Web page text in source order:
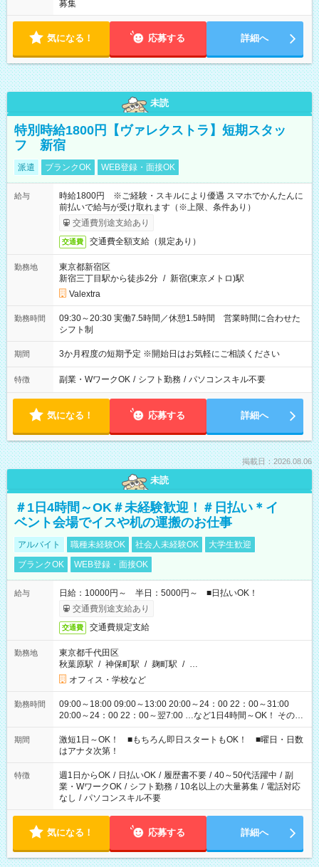
募集
気になる！ 応募する 詳細へ
未読
特別時給1800円【ヴァレクストラ】短期スタッ
フ 新宿
派遣 ブランクOK WEB登録・面接OK
給与
時給1800円 ※ご経験・スキルにより優遇 スマホでかんたんに
前払いで給与が受け取れます（※上限、条件あり）
交通費別途支給あり
交通費 交通費全額支給（規定あり）
勤務地
東京都新宿区
新宿三丁目駅から徒歩2分 / 新宿(東京メトロ)駅
Valextra
勤務時間
09:30～20:30 実働7.5時間／休憩1.5時間 営業時間に合わせた
シフト制
期間 3か月程度の短期予定 ※開始日はお気軽にご相談ください
特徴 副業・WワークOK / シフト勤務 / パソコンスキル不要
気になる！ 応募する 詳細へ
掲載日：2026.08.06
未読
＃1日4時間～OK＃未経験歓迎！＃日払い＊イ
ベント会場でイスや机の運搬のお仕事
アルバイト 職種未経験OK 社会人未経験OK
大学生歓迎
ブランクOK
WEB登録・面接OK
給与
日給：10000円～ 半日：5000円～ ■日払いOK！
交通費別途支給あり
交通費 交通費規定支給
勤務地
東京都千代田区
秋葉原駅 / 神保町駅 / 麹町駅 / …
オフィス・学校など
勤務時間
09:00～18:00 09:00～13:00 20:00～24：00 22：00～31:00
20:00～24：00 22：00～翌7:00 …など1日4時間～OK！ その他
シフトもございます！ お気軽にご相談ください！
期間
激短1日～OK！ ■もちろん即日スタートもOK！ ■曜日・日数
はアナタ次第！
特徴 週1日からOK / 日払いOK / 履歴書不要 / 40～50代活躍中 / 副
業・WワークOK / シフト勤務 / 10名以上の大量募集 / 電話対応
なし / パソコンスキル不要
気になる！ 応募する 詳細へ